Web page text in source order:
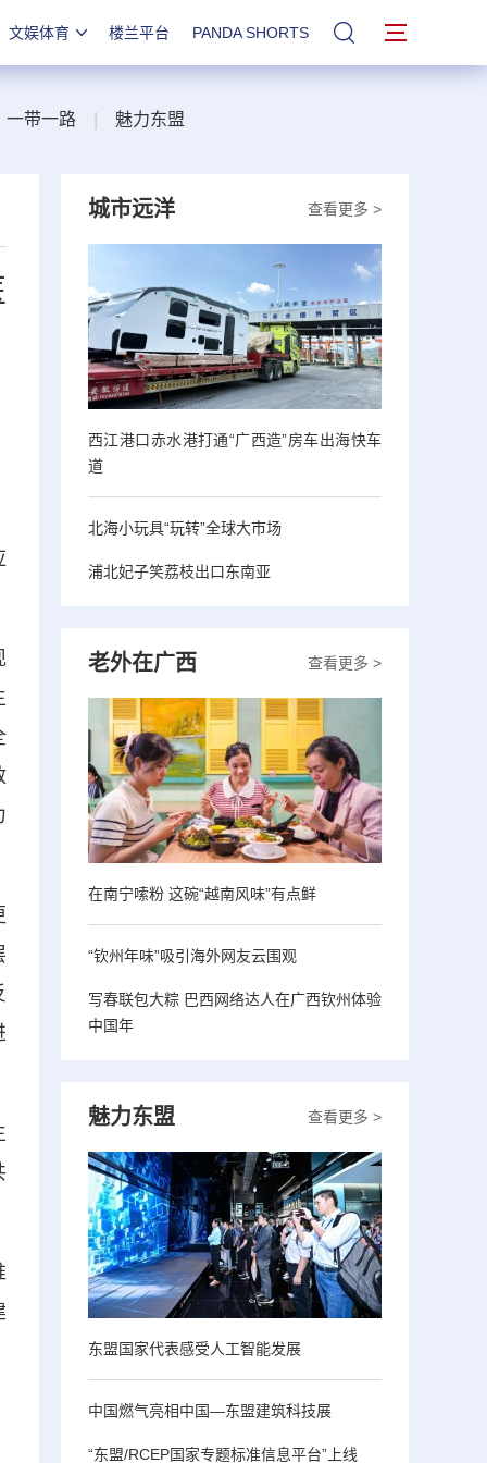
文娱体育 楼兰平台 PANDA SHORTS 站内搜索
一带一路 魅力东盟
查看更多 >
城市远洋
西江港口赤水港打通“广西造”房车出海快车
道
北海小玩具“玩转”全球大市场
浦北妃子笑荔枝出口东南亚
查看更多 >
老外在广西
在南宁嗦粉 这碗“越南风味”有点鲜
“钦州年味”吸引海外网友云围观
写春联包大粽 巴西网络达人在广西钦州体验
中国年
查看更多 >
魅力东盟
东盟国家代表感受人工智能发展
中国燃气亮相中国—东盟建筑科技展
“东盟/RCEP国家专题标准信息平台”上线